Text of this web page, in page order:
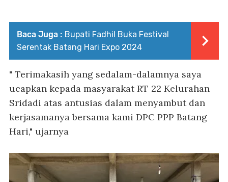
Baca Juga : Bupati Fadhil Buka Festival
Serentak Batang Hari Expo 2024
" Terimakasih yang sedalam-dalamnya saya
ucapkan kepada masyarakat RT 22 Kelurahan
Sridadi atas antusias dalam menyambut dan
kerjasamanya bersama kami DPC PPP Batang
Hari," ujarnya